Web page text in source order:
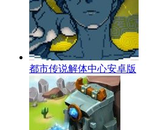
都市传说解体中心安卓版